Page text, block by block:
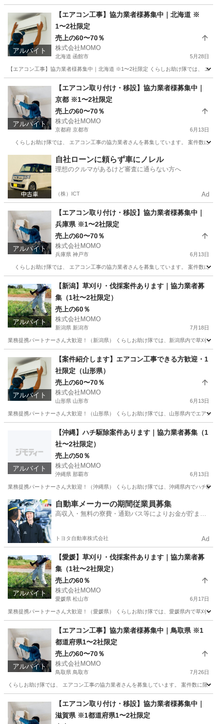
アルバイト
【エアコン工事】協力業者様募集中｜北海道 ※
1〜2社限定
売上の60〜70％
株式会社MOMO
北海道 函館市 5月28日
【エアコン工事】協力業者様募集中｜北海道 ※1〜2社限定 くらしお助け隊では、 エ
歩合
アルバイト
【エアコン取り付け・移設】協力業者様募集中｜
京都 ※1〜2社限定
売上の60〜70％
株式会社MOMO
京都府 京都市 6月13日
くらしお助け隊では、 エアコン工事の協力業者さんを募集しています。 案件数に
その他 出来高制
自社ローンに頼らず車にノレル
理想のクルマがあるけど審査に通らない方へ
（株）ICT Ad
アルバイト
【エアコン取り付け・移設】協力業者様募集中｜
兵庫県 ※1〜2社限定
売上の60〜70％
株式会社MOMO
兵庫県 神戸市 6月13日
くらしお助け隊では、 エアコン工事の協力業者さんを募集しています。 案件数に
その他 出来高制
アルバイト
【新潟】草刈り・伐採案件あります｜協力業者募
集（1社〜2社限定）
売上の60％
株式会社MOMO
新潟県 新潟市 7月18日
業務提携パートナーさん大歓迎！（新潟県） くらしお助け隊では、新潟県内で草刈
その他 草刈機
アルバイト
【案件紹介します】エアコン工事できる方歓迎・1
社限定（山形県）
売上の60〜70％
株式会社MOMO
山形県 山形市 6月13日
業務提携パートナーさん大歓迎！（山形県） くらしお助け隊では、山形県内でエア
その他 スキマ時間
アルバイト
【沖縄】ハチ駆除案件あります｜協力業者募集（1
社〜2社限定）
売上の50％
株式会社MOMO
沖縄県 那覇市 6月13日
業務提携パートナーさん大歓迎！（沖縄県） くらしお助け隊では、沖縄県内でハチ
沖縄 那覇市 その他 ハチ
自動車メーカーの期間従業員募集
高収入・無料の寮費・通勤バス等によりお金が貯まり
トヨタ自動車株式会社 Ad
アルバイト
【愛媛】草刈り・伐採案件あります｜協力業者募
集（1社〜2社限定）
売上の60％
株式会社MOMO
愛媛県 松山市 6月17日
業務提携パートナーさん大歓迎！（愛媛県） くらしお助け隊では、愛媛県内で草刈
草刈機
アルバイト
【エアコン工事】協力業者様募集中｜鳥取県 ※1
都道府県1〜2社限定
売上の60〜70％
株式会社MOMO
鳥取県 鳥取市 7月26日
くらしお助け隊では、 エアコン工事の協力業者さんを募集しています。 案件数に限
出来高制
【エアコン取り付け・移設】協力業者様募集中｜
滋賀県 ※1都道府県1〜2社限定